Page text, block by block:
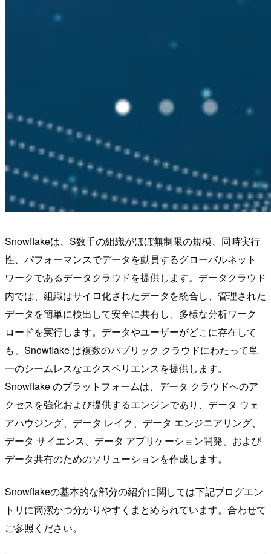
Snowflakeは、S数千の組織がほぼ無制限の規模、同時実行
性、パフォーマンスでデータを動員するグローバルネット
ワークであるデータクラウドを提供します。データクラウド
内では、組織はサイロ化されたデータを統合し、管理された
データを簡単に検出して安全に共有し、多様な分析ワーク
ロードを実行します。データやユーザーがどこに存在して
も、Snowflake は複数のパブリック クラウドにわたって単
一のシームレスなエクスペリエンスを提供します。
Snowflake のプラットフォームは、データ クラウドへのア
クセスを強化および提供するエンジンであり、データ ウェ
アハウジング、データ レイク、データ エンジニアリング、
データ サイエンス、データ アプリケーション開発、および
データ共有のためのソリューションを作成します。
Snowflakeの基本的な部分の紹介に関しては下記ブログエン
トリに簡潔かつ分かりやすくまとめられています。合わせて
ご参照ください。